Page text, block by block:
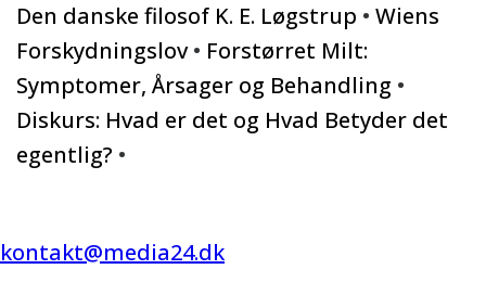
Den danske filosof K. E. Løgstrup • Wiens
Forskydningslov• Forstørret Milt:
Symptomer, Årsager og Behandling •
Diskurs: Hvad er det og Hvad Betyder det
egentlig? •
kontakt@media24.dk